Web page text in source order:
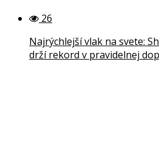
26
Najrýchlejší vlak na svete:
drží rekord v pravidelnej